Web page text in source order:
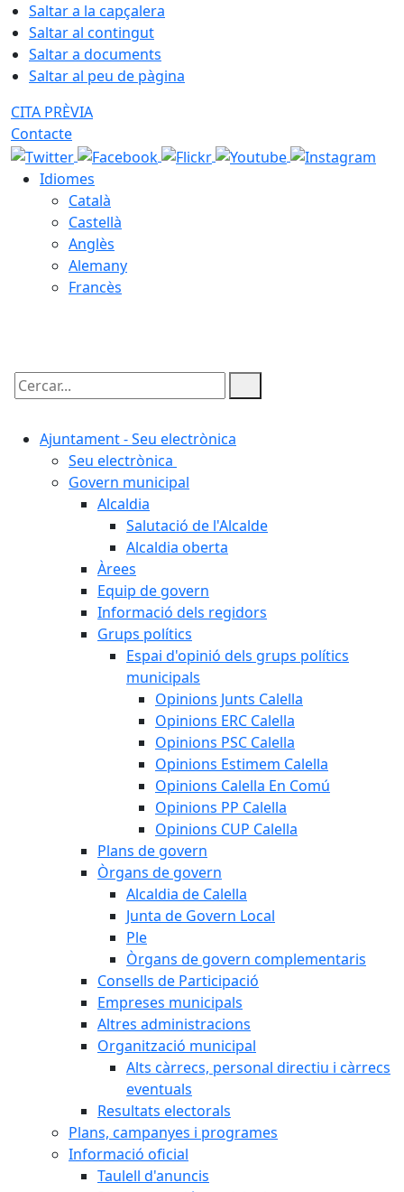
Saltar a la capçalera
Saltar al contingut
Saltar a documents
Saltar al peu de pàgina
CITA PRÈVIA
Contacte
Idiomes
Català
Castellà
Anglès
Alemany
Francès
Cercar:
Ajuntament - Seu electrònica
Seu electrònica
Govern municipal
Alcaldia
Salutació de l'Alcalde
Alcaldia oberta
Àrees
Equip de govern
Informació dels regidors
Grups polítics
Espai d'opinió dels grups polítics
municipals
Opinions Junts Calella
Opinions ERC Calella
Opinions PSC Calella
Opinions Estimem Calella
Opinions Calella En Comú
Opinions PP Calella
Opinions CUP Calella
Plans de govern
Òrgans de govern
Alcaldia de Calella
Junta de Govern Local
Ple
Òrgans de govern complementaris
Consells de Participació
Empreses municipals
Altres administracions
Organització municipal
Alts càrrecs, personal directiu i càrrecs
eventuals
Resultats electorals
Plans, campanyes i programes
Informació oficial
Taulell d'anuncis